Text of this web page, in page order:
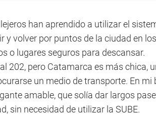
han aprendido a utilizar el
volver por puntos de la ciudad en
o lugares seguros para descansar.
202, pero Catamarca es más chica,
un medio de transporte. En mi
amable, que solía dar largos
sin necesidad de utilizar la SUBE.